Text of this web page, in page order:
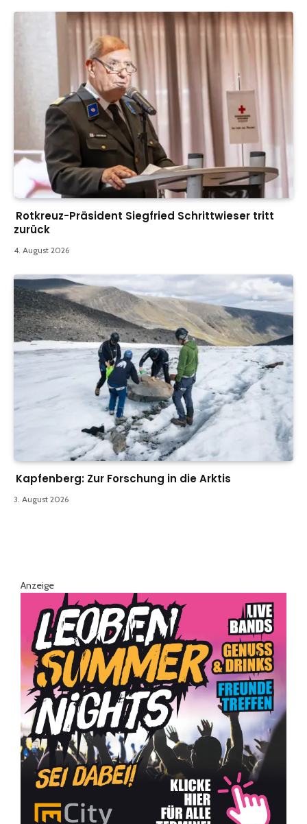
Rotkreuz-Präsident Siegfried Schrittwieser tritt
zurück
4. August 2026
Kapfenberg: Zur Forschung in die Arktis
3. August 2026
Anzeige